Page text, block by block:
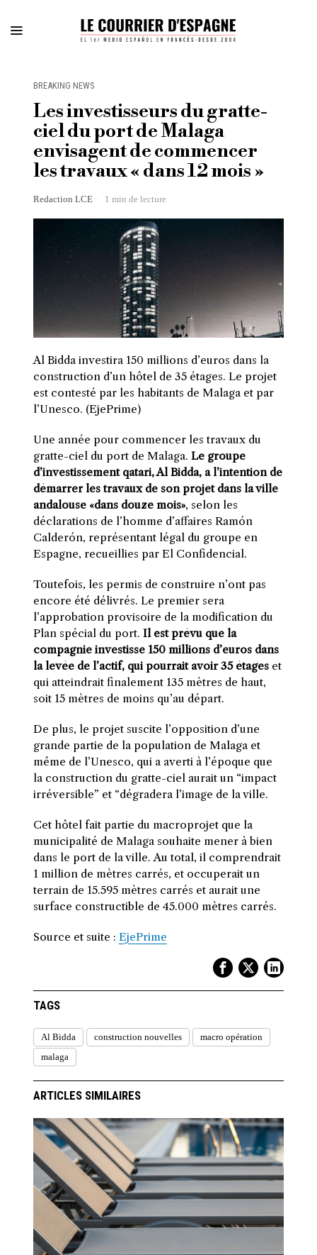
BREAKING NEWS
Les investisseurs du gratte-
ciel du port de Malaga
envisagent de commencer
les travaux « dans 12 mois »
Redaction LCE 1 min de lecture
Al Bidda investira 150 millions d’euros dans la
construction d’un hôtel de 35 étages. Le projet
est contesté par les habitants de Malaga et par
l’Unesco. (EjePrime)
Une année pour commencer les travaux du
gratte-ciel du port de Malaga. Le groupe
d’investissement qatari, Al Bidda, a l’intention de
démarrer les travaux de son projet dans la ville
andalouse «dans douze mois», selon les
déclarations de l’homme d’affaires Ramón
Calderón, représentant légal du groupe en
Espagne, recueillies par El Confidencial.
Toutefois, les permis de construire n’ont pas
encore été délivrés. Le premier sera
l’approbation provisoire de la modification du
Plan spécial du port. Il est prévu que la
compagnie investisse 150 millions d’euros dans
la levée de l’actif, qui pourrait avoir 35 étages et
qui atteindrait finalement 135 mètres de haut,
soit 15 mètres de moins qu’au départ.
De plus, le projet suscite l’opposition d’une
grande partie de la population de Malaga et
même de l’Unesco, qui a averti à l’époque que
la construction du gratte-ciel aurait un “impact
irréversible” et “dégradera l’image de la ville.
Cet hôtel fait partie du macroprojet que la
municipalité de Malaga souhaite mener à bien
dans le port de la ville. Au total, il comprendrait
1 million de mètres carrés, et occuperait un
terrain de 15.595 mètres carrés et aurait une
surface constructible de 45.000 mètres carrés.
Source et suite : EjePrime
TAGS
Al Bidda construction nouvelles
macro opération
malaga
ARTICLES SIMILAIRES